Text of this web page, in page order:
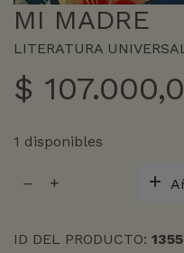
MI MADRE
LITERATURA
$
1 disponibles
MADRE
ID DEL PRODUCTO: